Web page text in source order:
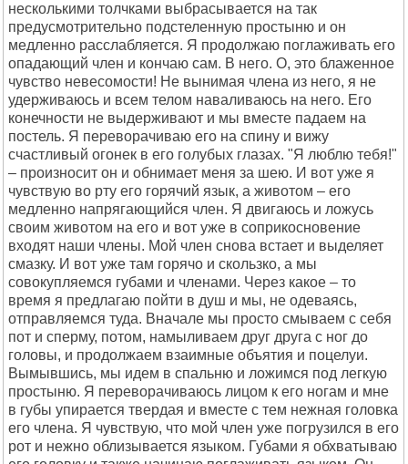
несколькими толчками выбрасывается на так
предусмотрительно подстеленную простыню и он
медленно расслабляется. Я продолжаю поглаживать его
опадающий член и кончаю сам. В него. О, это блаженное
чувство невесомости! Не вынимая члена из него, я не
удерживаюсь и всем телом наваливаюсь на него. Его
конечности не выдерживают и мы вместе падаем на
постель. Я переворачиваю его на спину и вижу
счастливый огонек в его голубых глазах. "Я люблю тебя!"
– произносит он и обнимает меня за шею. И вот уже я
чувствую во рту его горячий язык, а животом – его
медленно напрягающийся член. Я двигаюсь и ложусь
своим животом на его и вот уже в соприкосновение
входят наши члены. Мой член снова встает и выделяет
смазку. И вот уже там горячо и скользко, а мы
совокупляемся губами и членами. Через какое – то
время я предлагаю пойти в душ и мы, не одеваясь,
отправляемся туда. Вначале мы просто смываем с себя
пот и сперму, потом, намыливаем друг друга с ног до
головы, и продолжаем взаимные объятия и поцелуи.
Вымывшись, мы идем в спальню и ложимся под легкую
простыню. Я переворачиваюсь лицом к его ногам и мне
в губы упирается твердая и вместе с тем нежная головка
его члена. Я чувствую, что мой член уже погрузился в его
рот и нежно облизывается языком. Губами я обхватываю